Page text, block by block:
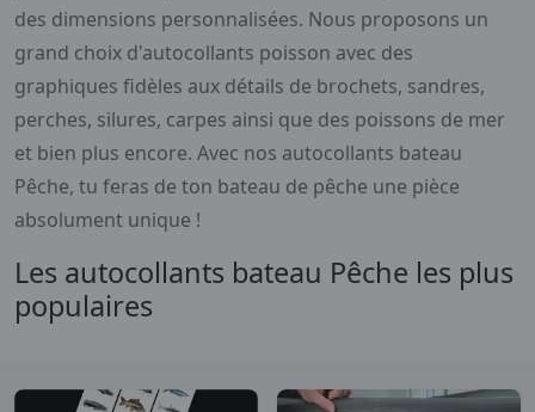
des dimensions personnalisées. Nous proposons un
grand choix d'autocollants poisson avec des
graphiques fidèles aux détails de brochets, sandres,
perches, silures, carpes ainsi que des poissons de mer
et bien plus encore. Avec nos autocollants bateau
Pêche, tu feras de ton bateau de pêche une pièce
absolument unique !
Les autocollants bateau Pêche les plus
populaires